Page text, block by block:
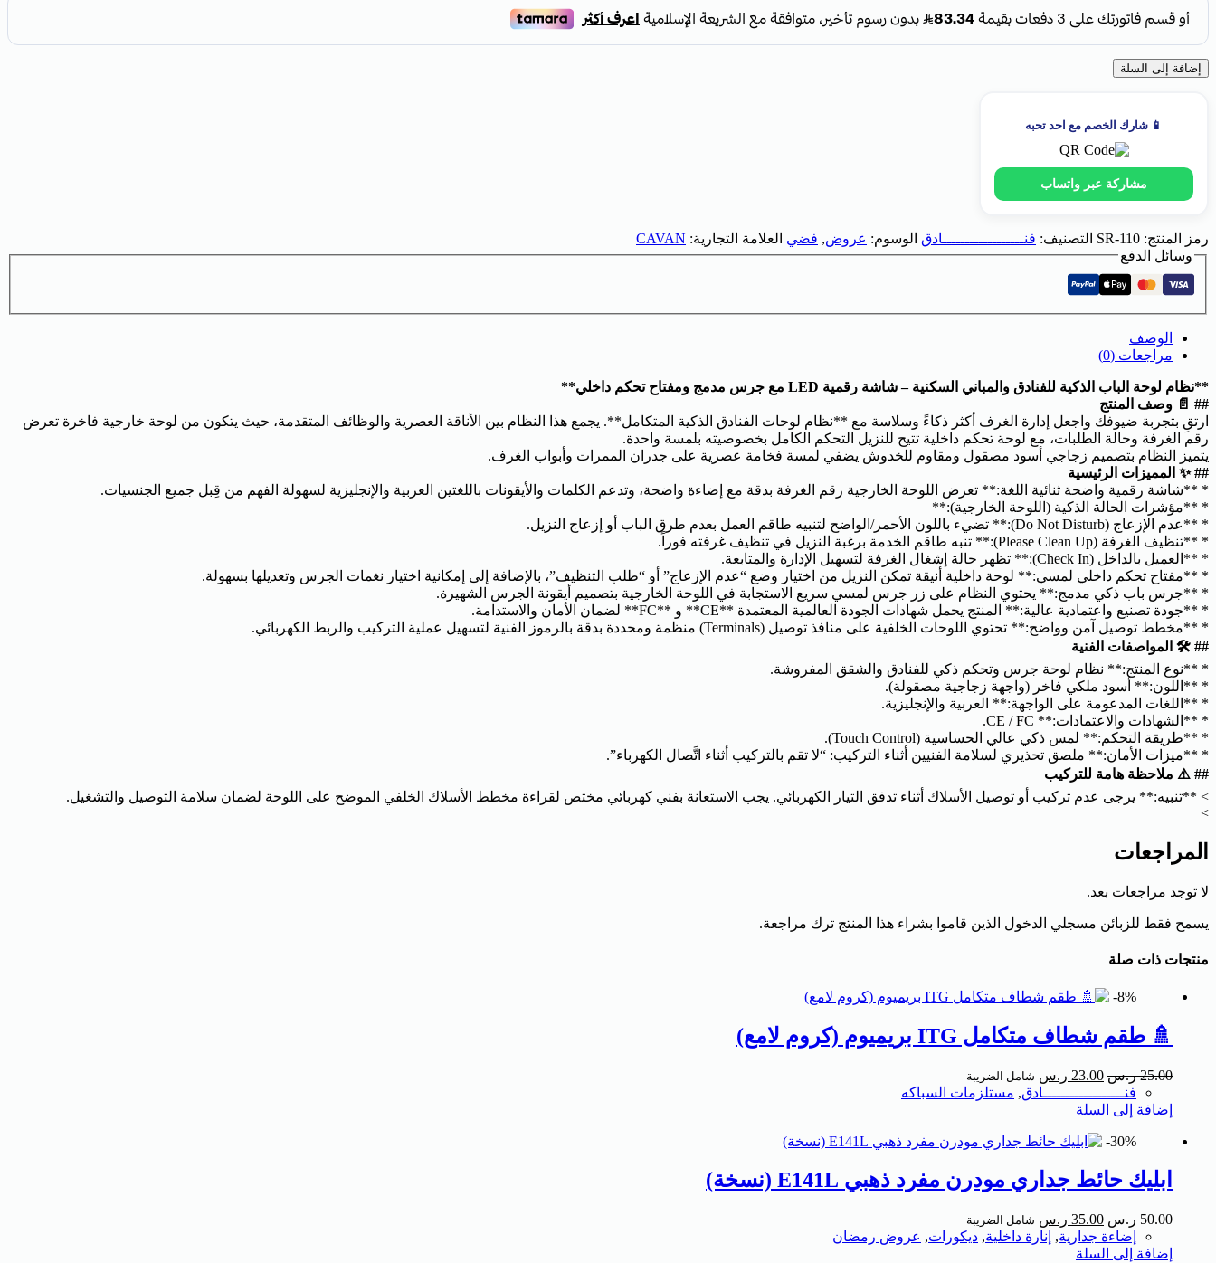
إضافة إلى السلة
📱 شارك الخصم مع احد تحبه
مشاركة عبر واتساب
رمز المنتج: SR-110 التصنيف: فنــــــــــــــــــادق الوسوم: عروض, فضي العلامة التجارية: CAVAN
وسائل الدفع
الوصف
مراجعات (0)
**نظام لوحة الباب الذكية للفنادق والمباني السكنية – شاشة رقمية LED مع جرس مدمج ومفتاح تحكم داخلي**
## 📄 وصف المنتج
ارتقِ بتجربة ضيوفك واجعل إدارة الغرف أكثر ذكاءً وسلاسة مع **نظام لوحات الفنادق الذكية المتكامل**. يجمع هذا النظام بين الأناقة العصرية والوظائف المتقدمة، حيث يتكون من لوحة خارجية فاخرة تعرض
رقم الغرفة وحالة الطلبات، مع لوحة تحكم داخلية تتيح للنزيل التحكم الكامل بخصوصيته بلمسة واحدة.
يتميز النظام بتصميم زجاجي أسود مصقول ومقاوم للخدوش يضفي لمسة فخامة عصرية على جدران الممرات وأبواب الغرف.
## ✨ المميزات الرئيسية
* **شاشة رقمية واضحة ثنائية اللغة:** تعرض اللوحة الخارجية رقم الغرفة بدقة مع إضاءة واضحة، وتدعم الكلمات والأيقونات باللغتين العربية والإنجليزية لسهولة الفهم من قِبل جميع الجنسيات.
* **مؤشرات الحالة الذكية (اللوحة الخارجية):**
* **عدم الإزعاج (Do Not Disturb):** تضيء باللون الأحمر/الواضح لتنبيه طاقم العمل بعدم طرق الباب أو إزعاج النزيل.
* **تنظيف الغرفة (Please Clean Up):** تنبه طاقم الخدمة برغبة النزيل في تنظيف غرفته فوراً.
* **العميل بالداخل (Check In):** تظهر حالة إشغال الغرفة لتسهيل الإدارة والمتابعة.
* **مفتاح تحكم داخلي لمسي:** لوحة داخلية أنيقة تمكن النزيل من اختيار وضع “عدم الإزعاج” أو “طلب التنظيف”، بالإضافة إلى إمكانية اختيار نغمات الجرس وتعديلها بسهولة.
* **جرس باب ذكي مدمج:** يحتوي النظام على زر جرس لمسي سريع الاستجابة في اللوحة الخارجية بتصميم أيقونة الجرس الشهيرة.
* **جودة تصنيع واعتمادية عالية:** المنتج يحمل شهادات الجودة العالمية المعتمدة **CE** و **FC** لضمان الأمان والاستدامة.
* **مخطط توصيل آمن وواضح:** تحتوي اللوحات الخلفية على منافذ توصيل (Terminals) منظمة ومحددة بدقة بالرموز الفنية لتسهيل عملية التركيب والربط الكهربائي.
## 🛠 المواصفات الفنية
* **نوع المنتج:** نظام لوحة جرس وتحكم ذكي للفنادق والشقق المفروشة.
* **اللون:** أسود ملكي فاخر (واجهة زجاجية مصقولة).
* **اللغات المدعومة على الواجهة:** العربية والإنجليزية.
* **الشهادات والاعتمادات:** CE / FC.
* **طريقة التحكم:** لمس ذكي عالي الحساسية (Touch Control).
* **ميزات الأمان:** ملصق تحذيري لسلامة الفنيين أثناء التركيب: “لا تقم بالتركيب أثناء اتَّصال الكهرباء”.
## ⚠️ ملاحظة هامة للتركيب
> **تنبيه:** يرجى عدم تركيب أو توصيل الأسلاك أثناء تدفق التيار الكهربائي. يجب الاستعانة بفني كهربائي مختص لقراءة مخطط الأسلاك الخلفي الموضح على اللوحة لضمان سلامة التوصيل والتشغيل.
>
المراجعات
لا توجد مراجعات بعد.
يسمح فقط للزبائن مسجلي الدخول الذين قاموا بشراء هذا المنتج ترك مراجعة.
منتجات ذات صلة
8%-
🚿 طقم شطاف متكامل ITG بريميوم (كروم لامع)
25.00 ر.س 23.00 ر.س شامل الضريبة
فنــــــــــــــــــادق, مستلزمات السباكه
إضافة إلى السلة
30%-
ابليك حائط جداري مودرن مفرد ذهبي E141L (نسخة)
50.00 ر.س 35.00 ر.س شامل الضريبة
إضاءة جدارية, إنارة داخلية, ديكورات, عروض رمضان
إضافة إلى السلة